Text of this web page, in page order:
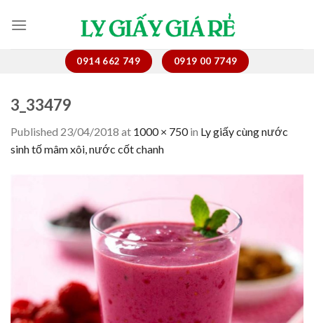
0914 662 749 0919 00 7749
3_33479
Published 23/04/2018 at 1000 × 750in Ly giấy cùng nước
sinh tố mâm xôi, nước cốt chanh